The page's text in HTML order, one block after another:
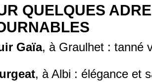
QUELQUES
Gaïa, à Graulhet : tanné
, à Albi : élégance et